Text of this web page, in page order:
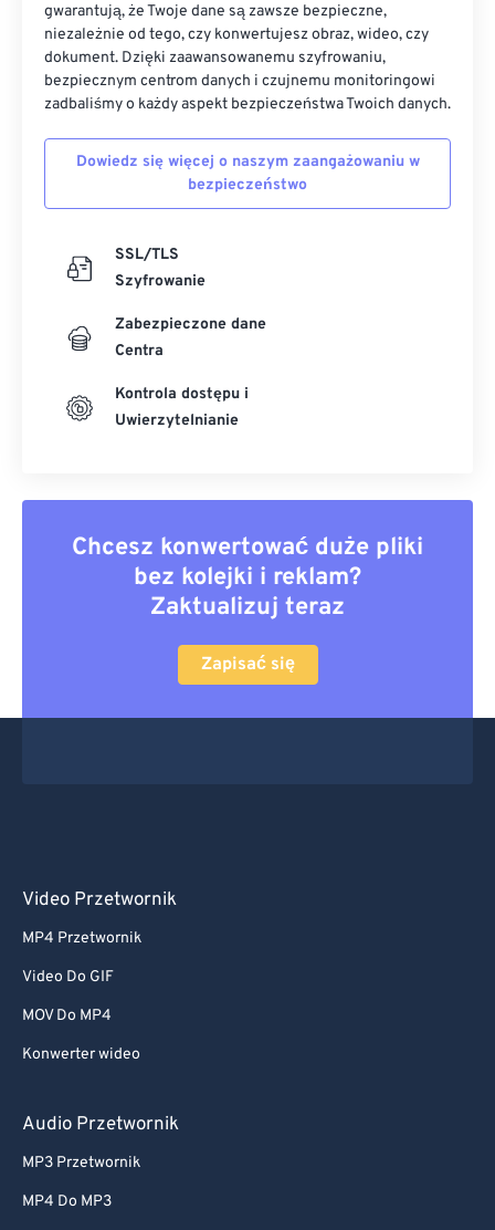
gwarantują, że Twoje dane są zawsze bezpieczne,
niezależnie od tego, czy konwertujesz obraz, wideo, czy
dokument. Dzięki zaawansowanemu szyfrowaniu,
bezpiecznym centrom danych i czujnemu monitoringowi
zadbaliśmy o każdy aspekt bezpieczeństwa Twoich danych.
Dowiedz się więcej o naszym zaangażowaniu w
bezpieczeństwo
SSL/TLS
Szyfrowanie
Zabezpieczone dane
Centra
Kontrola dostępu i
Uwierzytelnianie
Chcesz konwertować duże pliki
bez kolejki i reklam?
Zaktualizuj teraz
Zapisać się
Video Przetwornik
MP4 Przetwornik
Video Do GIF
MOV Do MP4
Konwerter wideo
Audio Przetwornik
MP3 Przetwornik
MP4 Do MP3